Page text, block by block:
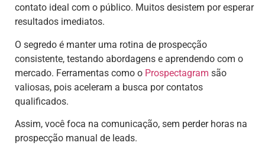
contato ideal com o público. Muitos desistem por esperar
resultados imediatos.
O segredo é manter uma rotina de prospecção
consistente, testando abordagens e aprendendo com o
mercado. Ferramentas como o Prospectagram são
valiosas, pois aceleram a busca por contatos
qualificados.
Assim, você foca na comunicação, sem perder horas na
prospecção manual de leads.